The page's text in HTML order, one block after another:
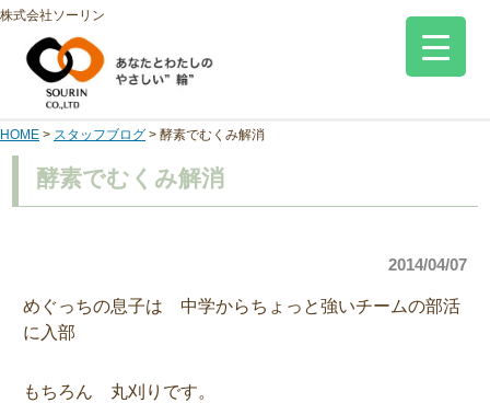
株式会社ソーリン
HOME > スタッフブログ > 酵素でむくみ解消
酵素でむくみ解消
2014/04/07
めぐっちの息子は 中学からちょっと強いチームの部活
に入部
もちろん 丸刈りです。